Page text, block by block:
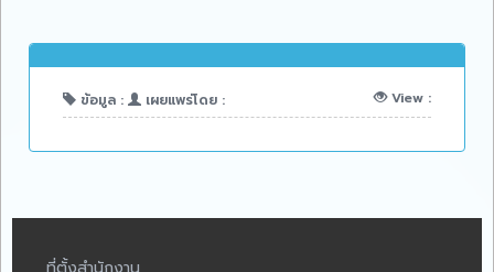
ข้อมูล : เผยแพร่โดย : View :